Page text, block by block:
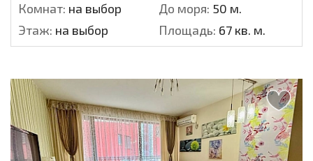
Комнат: на выбор До моря: 50 м.
Этаж: на выбор Площадь: 67 кв. м.